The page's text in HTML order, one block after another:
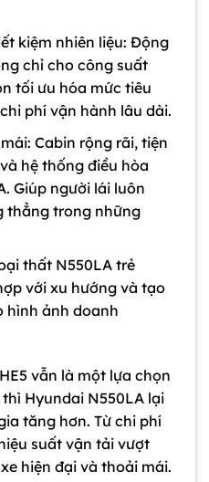
kiệm nhiên liệu: Động
chỉ cho công suất
tối ưu hóa mức tiêu
phí vận hành lâu dài.
Cabin rộng rãi, tiện
hệ thống điều hòa
Giúp người lái luôn
thẳng trong những
thất N550LA trẻ
với xu hướng và tạo
hình ảnh doanh
vẫn là một lựa chọn
Hyundai N550LA lại
tăng hơn. Từ chi phí
suất vận tải vượt
hiện đại và thoải mái.